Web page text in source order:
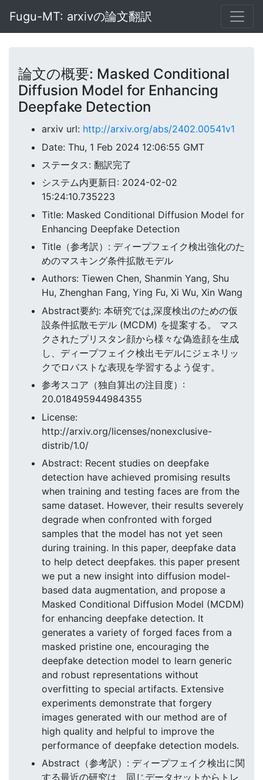
Fugu-MT: arxivの論文翻訳
論文の概要: Masked Conditional
Diffusion Model for Enhancing
Deepfake Detection
arxiv url: http://arxiv.org/abs/2402.00541v1
Date: Thu, 1 Feb 2024 12:06:55 GMT
ステータス: 翻訳完了
システム内更新日: 2024-02-02
15:24:10.735223
Title: Masked Conditional Diffusion Model for
Enhancing Deepfake Detection
Title（参考訳）: ディープフェイク検出強化のた
めのマスキング条件拡散モデル
Authors: Tiewen Chen, Shanmin Yang, Shu
Hu, Zhenghan Fang, Ying Fu, Xi Wu, Xin Wang
Abstract要約: 本研究では,深度検出のための仮
設条件拡散モデル (MCDM) を提案する。 マス
クされたプリスタン顔から様々な偽造顔を生成
し、ディープフェイク検出モデルにジェネリッ
クでロバストな表現を学習するよう促す。
参考スコア（独自算出の注目度）:
20.018495944984355
License:
http://arxiv.org/licenses/nonexclusive-
distrib/1.0/
Abstract: Recent studies on deepfake
detection have achieved promising results
when training and testing faces are from the
same dataset. However, their results severely
degrade when confronted with forged
samples that the model has not yet seen
during training. In this paper, deepfake data
to help detect deepfakes. this paper present
we put a new insight into diffusion model-
based data augmentation, and propose a
Masked Conditional Diffusion Model (MCDM)
for enhancing deepfake detection. It
generates a variety of forged faces from a
masked pristine one, encouraging the
deepfake detection model to learn generic
and robust representations without
overfitting to special artifacts. Extensive
experiments demonstrate that forgery
images generated with our method are of
high quality and helpful to improve the
performance of deepfake detection models.
Abstract（参考訳）: ディープフェイク検出に関
する最近の研究は、同じデータセットからトレ